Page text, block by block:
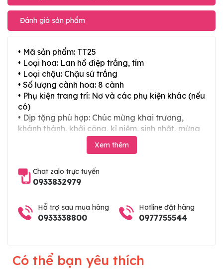
Đánh giá sản phẩm
• Mã sản phẩm: TT25
• Loại hoa: Lan hồ điệp trắng, tím
• Loại chậu: Chậu sứ trắng
• Số lượng cành hoa: 8 cành
• Phụ kiện trang trí: Nơ và các phụ kiện khác (nếu
có)
• Dịp tặng phù hợp: Chúc mừng khai trương,
khánh thành, khởi công, kỉ niệm, sinh nhật, mừng
thọ, mừng cưới, tân gia và các ngày lễ tết trong
Xem thêm
Chat zalo trực tuyến
0933832979
Hỗ trợ sau mua hàng
0933338800
Hotline đặt hàng
0977755544
Có thể bạn yêu thích